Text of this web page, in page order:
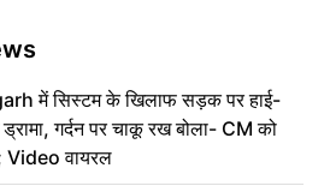
में सिस्टम के खिलाफ सड़क पर हाई-
गर्दन पर चाकू रख बोला- CM को
वायरल